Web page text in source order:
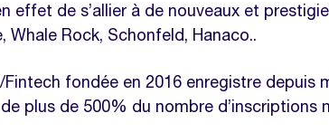
effet de s’allier à de nouveaux et
Whale Rock, Schonfeld, Hanaco..
Fintech fondée en 2016 enregistre depuis
plus de 500% du nombre d’inscriptions